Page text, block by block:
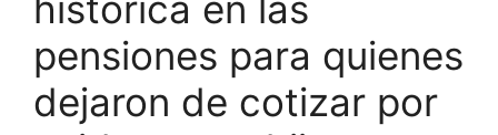
pensiones para quienes
dejaron de cotizar por